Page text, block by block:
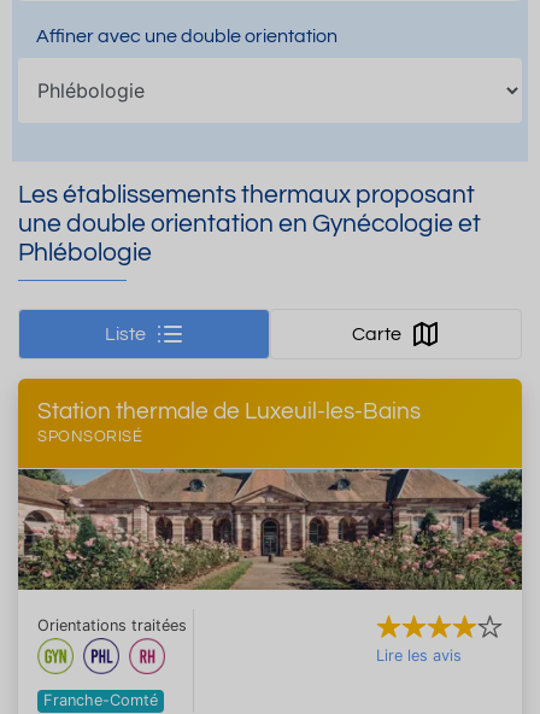
Affiner avec une double orientation
Les établissements thermaux proposant
une double orientation en Gynécologie et
Phlébologie
Liste Carte
Station thermale de Luxeuil-les-Bains
SPONSORISÉ
Orientations traitées
Franche-Comté
Lire les avis